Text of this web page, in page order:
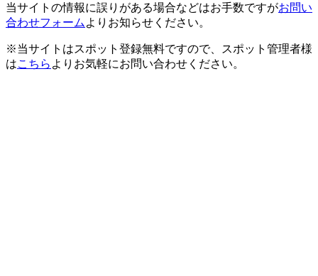
当サイトの情報に誤りがある場合などはお手数ですがお問い
合わせフォーム よりお知らせください。
※当サイトはスポット登録無料ですので、スポット管理者様
はこちら よりお気軽にお問い合わせください。